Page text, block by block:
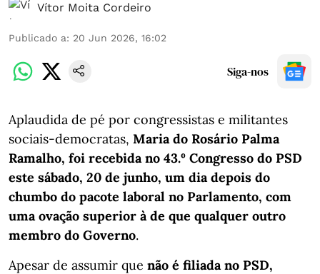
Vítor Moita Cordeiro
Publicado a: 20 Jun 2026, 16:02
Siga-nos
Aplaudida de pé por congressistas e militantes
sociais-democratas, Maria do Rosário Palma
Ramalho, foi recebida no 43.º Congresso do PSD
este sábado, 20 de junho, um dia depois do
chumbo do pacote laboral no Parlamento, com
uma ovação superior à de que qualquer outro
membro do Governo.
Apesar de assumir que não é filiada no PSD,